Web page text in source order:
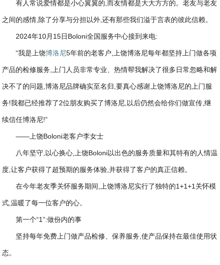
有人常说爱情都是小心翼翼的,而友情都是大大方方的。老友与老友
之间的感情,除了分享与分担以外,还有那些我们溢于言表的彼此信赖。
2024年10月15日Boloni全国服务中心接到来电:
“我是上饶博洛尼5年前的老客户,上饶博洛尼每年都坚持上门做各项
产品的检修服务,上门人员非常专业、热情帮我解决了很多日常忽略和解
决不了的问题,博洛尼品牌确实至名归,要真心感谢上饶博洛尼的上门服
务!我都已经推荐了2位朋友购买了博洛尼,以后仍然会给你们做宣传,继
续信任博洛尼!”
——上饶Boloni老客户李女士
八年坚守,以心换心,上饶Boloni以出色的服务质量和其特有的人情温
度,让客户获得了超预期的服务体验,并获得了客户的真正信赖。
在今年老友季关怀服务期间,上饶博洛尼实行了独特的1+1+1关怀模
式,温暖了每一位客户的心。
第一个“1”:做份内的事
坚持每年免费上门做产品检修、保养服务,使产品保持在最佳使用状
态。